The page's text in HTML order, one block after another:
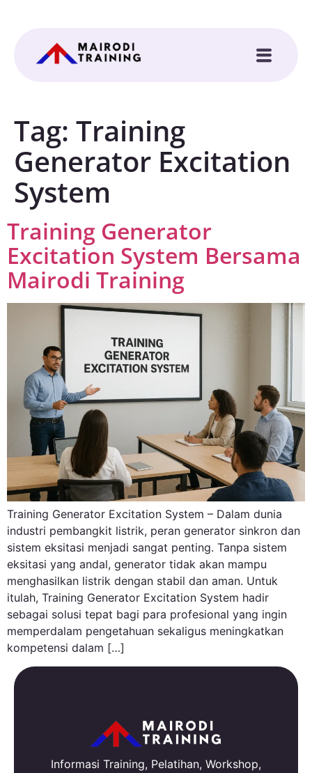
Tag: Training
Generator Excitation
System
Training Generator
Excitation System Bersama
Mairodi Training
Training Generator Excitation System – Dalam dunia
industri pembangkit listrik, peran generator sinkron dan
sistem eksitasi menjadi sangat penting. Tanpa sistem
eksitasi yang andal, generator tidak akan mampu
menghasilkan listrik dengan stabil dan aman. Untuk
itulah, Training Generator Excitation System hadir
sebagai solusi tepat bagi para profesional yang ingin
memperdalam pengetahuan sekaligus meningkatkan
kompetensi dalam […]
Informasi Training, Pelatihan, Workshop,